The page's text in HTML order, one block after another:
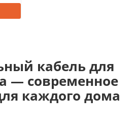
кабель для
— современное
каждого дома